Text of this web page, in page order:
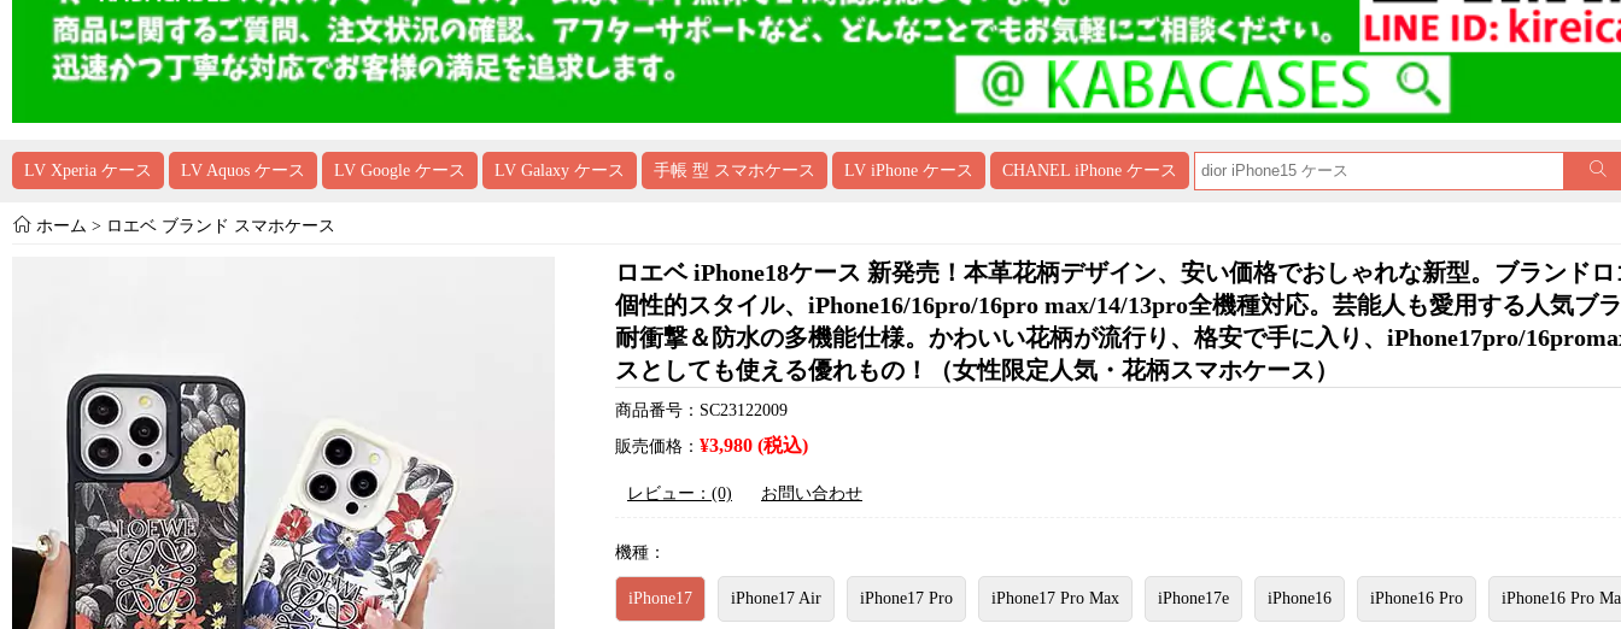
LV Xperia ケース LV Aquos ケース LV Google ケース LV Galaxy ケース 手帳 型 スマホケース LV iPhone ケース CHANEL iPhone ケース
ホーム > ロエベ ブランド スマホケース
ロエベ iPhone18ケース 新発売！本革花柄デザイン、安い価格でおしゃれな新型。ブランド
個性的スタイル、iPhone16/16pro/16pro max/14/13pro全機種対応。芸能人も愛用する人気ブ
耐衝撃＆防水の多機能仕様。かわいい花柄が流行り、格安で手に入り、iPhone17pro/
スとしても使える優れもの！（女性限定人気・花柄スマホケース）
商品番号：SC23122009
販売価格： ¥3,980 (税込)
レビュー：(0) お問い合わせ
機種：
iPhone17 iPhone17 Air iPhone17 Pro iPhone17 Pro Max iPhone17e iPhone16 iPhone16 Pro iPhone16 Pro